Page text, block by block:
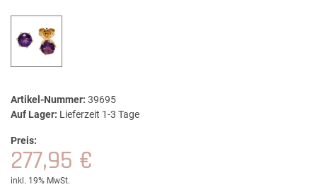
Artikel-Nummer: 39695
Auf Lager: Lieferzeit 1-3 Tage
Preis:
277,95 €
inkl. 19% MwSt.